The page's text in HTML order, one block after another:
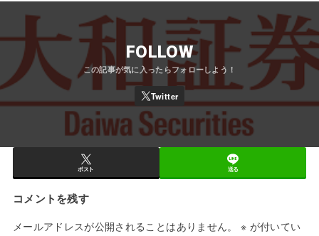
FOLLOW
ポスト 送る
コメントを残す
メールアドレスが公開されることはありません。 ※ が付いてい